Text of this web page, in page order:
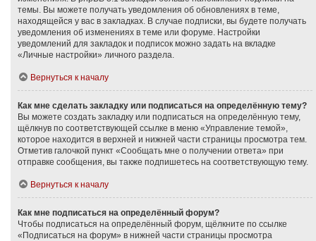
темы. Вы можете получать уведомления об обновлениях в теме,
находящейся у вас в закладках. В случае подписки, вы будете получать
уведомления об изменениях в теме или форуме. Настройки
уведомлений для закладок и подписок можно задать на вкладке
«Личные настройки» личного раздела.
Вернуться к началу
Как мне сделать закладку или подписаться на определённую тему?
Вы можете создать закладку или подписаться на определённую тему,
щёлкнув по соответствующей ссылке в меню «Управление темой»,
которое находится в верхней и нижней части страницы просмотра тем.
Отметив галочкой пункт «Сообщать мне о получении ответа» при
отправке сообщения, вы также подпишетесь на соответствующую тему.
Вернуться к началу
Как мне подписаться на определённый форум?
Чтобы подписаться на определённый форум, щёлкните по ссылке
«Подписаться на форум» в нижней части страницы просмотра